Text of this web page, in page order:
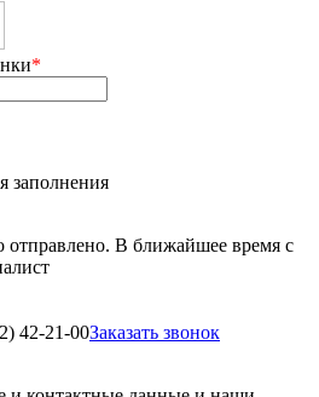
*
заполнения
В ближайшее время с
42-21-00Заказать звонок